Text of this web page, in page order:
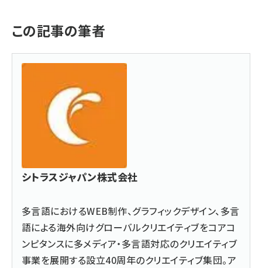
この記事の筆者
シトラスジャパン株式会社
多言語におけるWEB制作、グラフィックデザイン、多言
語による海外向けグローバルクリエイティブをコアコ
ンピタンスに多メディア・多言語対応のクリエイティブ
事業を展開する設立40周年のクリエイティブ集団。ア